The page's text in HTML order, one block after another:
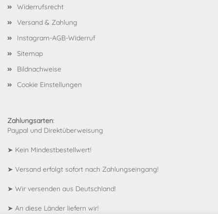
Widerrufsrecht
Versand & Zahlung
Instagram-AGB-Widerruf
Sitemap
Bildnachweise
Cookie Einstellungen
Zahlungsarten:
Paypal und Direktüberweisung
➤ Kein Mindestbestellwert!
➤ Versand erfolgt sofort nach Zahlungseingang!
➤ Wir versenden aus Deutschland!
➤ An diese Länder liefern wir!